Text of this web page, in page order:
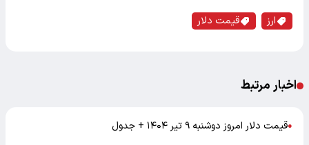
ارز قیمت دلار
اخبار مرتبط
●قیمت دلار امروز دوشنبه ۹ تیر ۱۴۰۴ + جدول